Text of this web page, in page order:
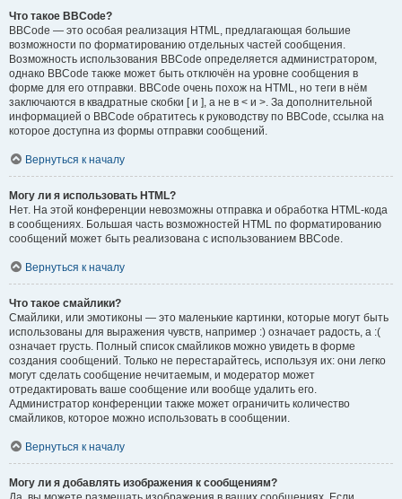
Что такое BBCode?
BBCode — это особая реализация HTML, предлагающая большие
возможности по форматированию отдельных частей сообщения.
Возможность использования BBCode определяется администратором,
однако BBCode также может быть отключён на уровне сообщения в
форме для его отправки. BBCode очень похож на HTML, но теги в нём
заключаются в квадратные скобки [ и ], а не в < и >. За дополнительной
информацией о BBCode обратитесь к руководству по BBCode, ссылка на
которое доступна из формы отправки сообщений.
Вернуться к началу
Могу ли я использовать HTML?
Нет. На этой конференции невозможны отправка и обработка HTML-кода
в сообщениях. Большая часть возможностей HTML по форматированию
сообщений может быть реализована с использованием BBCode.
Вернуться к началу
Что такое смайлики?
Смайлики, или эмотиконы — это маленькие картинки, которые могут быть
использованы для выражения чувств, например :) означает радость, а :(
означает грусть. Полный список смайликов можно увидеть в форме
создания сообщений. Только не перестарайтесь, используя их: они легко
могут сделать сообщение нечитаемым, и модератор может
отредактировать ваше сообщение или вообще удалить его.
Администратор конференции также может ограничить количество
смайликов, которое можно использовать в сообщении.
Вернуться к началу
Могу ли я добавлять изображения к сообщениям?